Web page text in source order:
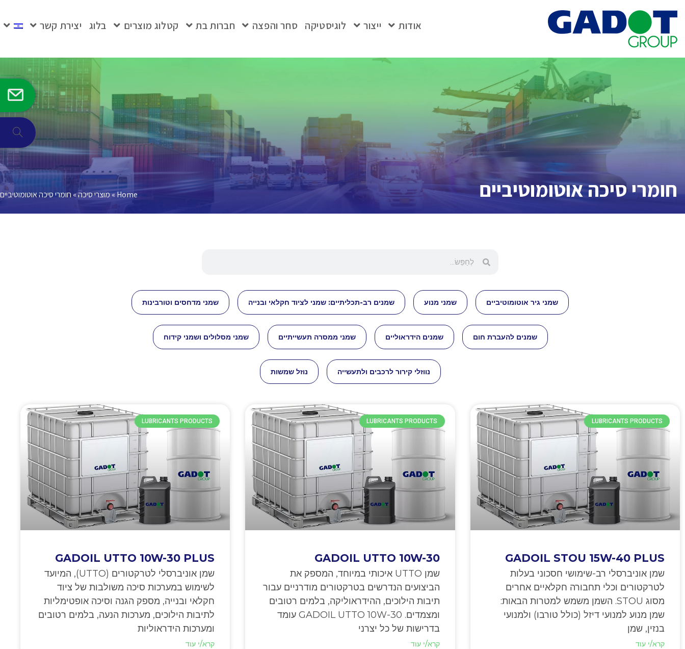
אודות ייצור לוגיסטיקה סחר והפצה חברות בת קטלוג מוצרים בלוג יצירת קשר
חומרי סיכה אוטומוטיביים Home
»מוצרי סיכה» חומרי סיכה אוטומוטיביים
שמני גיר אוטומוטיביים שמני מנוע שמנים רב-תכליתיים: שמני לציוד חקלאי ובנייה שמני מדחסים וטורבינות
שמנים להעברת חום שמנים הידראוליים שמני ממסרה תעשייתיים שמני מסלולים ושמני קידוח
נווזלי קירור לרכבים ולתעשייה נוזל שמשות
LUBRICANTS PRODUCTS
GADOIL STOU 15W-40 PLUS
שמן אוניברסלי רב-שימושי חסכוני בעלות
לטרקטורים וכלי תחבורה חקלאיים אחרים
מסוג STOU. השמן משמש למטרות הבאות:
שמן מנוע למנועי דיזל (כולל טורבו) ולמנועי
בנזין, שמן
קרא/י עוד
LUBRICANTS PRODUCTS
GADOIL UTTO 10W-30
שמן UTTO איכותי במיוחד, המספק את
הביצועים הנדרשים בטרקטורים מודרניים עבור
תיבות הילוכים, ההידראוליקה, בלמים רטובים
ומצמדים. GADOIL UTTO 10W-30 עומד
בדרישות של כל יצרני
קרא/י עוד
LUBRICANTS PRODUCTS
GADOIL UTTO 10W-30 PLUS
שמן אוניברסלי לטרקטורים (UTTO), המיועד
לשימוש במערכות סיכה משולבות של ציוד
חקלאי ובנייה, מספק הגנה וסיכה אופטימליות
לתיבות הילוכים, מערכות הנעה, בלמים רטובים
ומערכות הידראוליות
קרא/י עוד